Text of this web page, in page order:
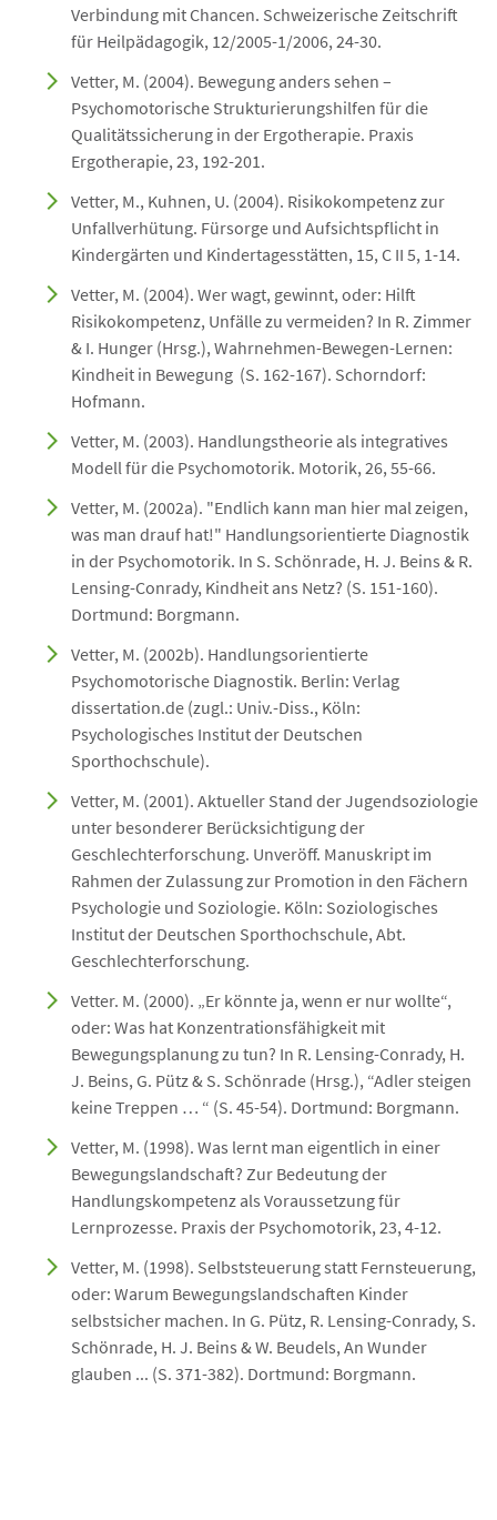
Verbindung mit Chancen. Schweizerische Zeitschrift
für Heilpädagogik, 12/2005-1/2006, 24-30.
Vetter, M. (2004). Bewegung anders sehen –
Psychomotorische Strukturierungshilfen für die
Qualitätssicherung in der Ergotherapie. Praxis
Ergotherapie, 23, 192-201.
Vetter, M., Kuhnen, U. (2004). Risikokompetenz zur
Unfallverhütung. Fürsorge und Aufsichtspflicht in
Kindergärten und Kindertagesstätten, 15, C II 5, 1-14.
Vetter, M. (2004). Wer wagt, gewinnt, oder: Hilft
Risikokompetenz, Unfälle zu vermeiden? In R. Zimmer
& I. Hunger (Hrsg.), Wahrnehmen-Bewegen-Lernen:
Kindheit in Bewegung (S. 162-167). Schorndorf:
Hofmann.
Vetter, M. (2003). Handlungstheorie als integratives
Modell für die Psychomotorik. Motorik, 26, 55-66.
Vetter, M. (2002a). "Endlich kann man hier mal zeigen,
was man drauf hat!" Handlungsorientierte Diagnostik
in der Psychomotorik. In S. Schönrade, H. J. Beins & R.
Lensing-Conrady, Kindheit ans Netz? (S. 151-160).
Dortmund: Borgmann.
Vetter, M. (2002b). Handlungsorientierte
Psychomotorische Diagnostik. Berlin: Verlag
dissertation.de (zugl.: Univ.-Diss., Köln:
Psychologisches Institut der Deutschen
Sporthochschule).
Vetter, M. (2001). Aktueller Stand der Jugendsoziologie
unter besonderer Berücksichtigung der
Geschlechterforschung. Unveröff. Manuskript im
Rahmen der Zulassung zur Promotion in den Fächern
Psychologie und Soziologie. Köln: Soziologisches
Institut der Deutschen Sporthochschule, Abt.
Geschlechterforschung.
Vetter. M. (2000). „Er könnte ja, wenn er nur wollte“,
oder: Was hat Konzentrationsfähigkeit mit
Bewegungsplanung zu tun? In R. Lensing-Conrady, H.
J. Beins, G. Pütz & S. Schönrade (Hrsg.), “Adler steigen
keine Treppen … “ (S. 45-54). Dortmund: Borgmann.
Vetter, M. (1998). Was lernt man eigentlich in einer
Bewegungslandschaft? Zur Bedeutung der
Handlungskompetenz als Voraussetzung für
Lernprozesse. Praxis der Psychomotorik, 23, 4-12.
Vetter, M. (1998). Selbststeuerung statt Fernsteuerung,
oder: Warum Bewegungslandschaften Kinder
selbstsicher machen. In G. Pütz, R. Lensing-Conrady, S.
Schönrade, H. J. Beins & W. Beudels, An Wunder
glauben ... (S. 371-382). Dortmund: Borgmann.